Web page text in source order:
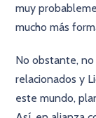
muy
mucho más
No obstante,
relacionados y
este mundo,